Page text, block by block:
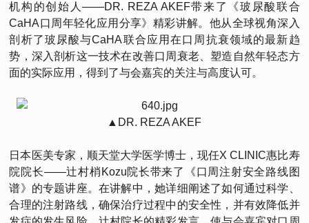
机构的创始人——DR. REZA AKEF带来了《玻尿酸联合
CaHA口周年轻化应用分享》精彩讲解。他从全球视角深入
剖析了玻尿酸与CaHA联合应用在口周抗衰领域的最新趋
势，深入剖析这一技术在改善口周衰老、塑造自然年轻态方
面的实际应用，得到了与会嘉宾的关注与高度认可。
▲DR. REZA AKEF
日本医美专家，顺天堂大学医学博士，现任X CLINIC惠比寿
院院长——辻村梢Kozu院长带来了《口周注射安全路线图
谱》的专题讲座。在讲解中，她详细阐述了如何通过科学、
合理的注射路线，确保治疗过程中的安全性，并有效降低并